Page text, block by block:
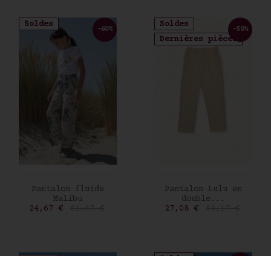
Soldes
AJOUTER AU PANIER
Pantalon fluide
Malibu
Prix
24,67 €
-60%
Soldes
Dernières pièces
AJOUTER AU PANIER
Pantalon Lulu en
double...
Prix
27,08 €
-50%